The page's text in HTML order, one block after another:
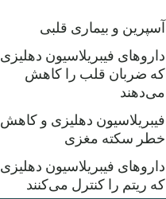
آسپرین و بیماری قلبی
داروهای فیبریلاسیون دهلیزی
که ضربان قلب را کاهش
می‌دهند
فیبریلاسیون دهلیزی و کاهش
خطر سکته مغزی
داروهای فیبریلاسیون دهلیزی
که ریتم را کنترل می‌کنند